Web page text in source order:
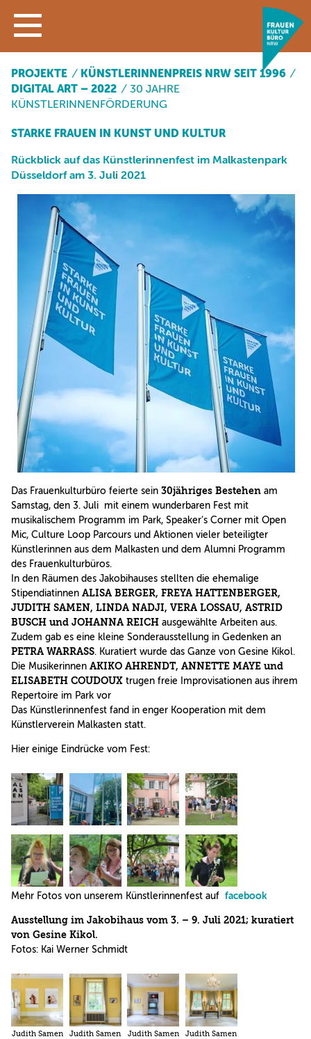
PROJEKTE / KÜNSTLERINNENPREIS NRW SEIT 1996 /
DIGITAL ART – 2022 / 30 JAHRE
KÜNSTLERINNENFÖRDERUNG
STARKE FRAUEN IN KUNST UND KULTUR
Rückblick auf das Künstlerinnenfest im Malkastenpark
Düsseldorf am 3. Juli 2021
Das Frauenkulturbüro feierte sein 30jähriges Bestehen am
Samstag, den 3. Juli mit einem wunderbaren Fest mit
musikalischem Programm im Park, Speaker‘s Corner mit Open
Mic, Culture Loop Parcours und Aktionen vieler beteiligter
Künstlerinnen aus dem Malkasten und dem Alumni Programm
des Frauenkulturbüros.
In den Räumen des Jakobihauses stellten die ehemalige
Stipendiatinnen ALISA BERGER, FREYA HATTENBERGER,
JUDITH SAMEN, LINDA NADJI, VERA LOSSAU, ASTRID
BUSCH und JOHANNA REICH ausgewählte Arbeiten aus.
Zudem gab es eine kleine Sonderausstellung in Gedenken an
PETRA WARRASS. Kuratiert wurde das Ganze von Gesine Kikol.
Die Musikerinnen AKIKO AHRENDT, ANNETTE MAYE und
ELISABETH COUDOUX trugen freie Improvisationen aus ihrem
Repertoire im Park vor
Das Künstlerinnenfest fand in enger Kooperation mit dem
Künstlerverein Malkasten statt.
Hier einige Eindrücke vom Fest:
Mehr Fotos von unserem Künstlerinnenfest auf facebook
Ausstellung im Jakobihaus vom 3. – 9. Juli 2021; kuratiert
von Gesine Kikol.
Fotos: Kai Werner Schmidt
Judith Samen Judith Samen Judith Samen Judith Samen